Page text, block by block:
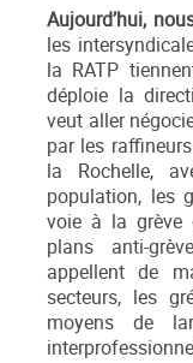
Aujourd’hui,
les
la RATP
déploie la
veut aller
par les
la Rochelle,
population, les
voie à la grève
plans anti-
appellent de
secteurs, les
moyens de